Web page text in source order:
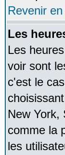
Revenir
Les
Les
voir sont
c'est le
New York,
comme la
les